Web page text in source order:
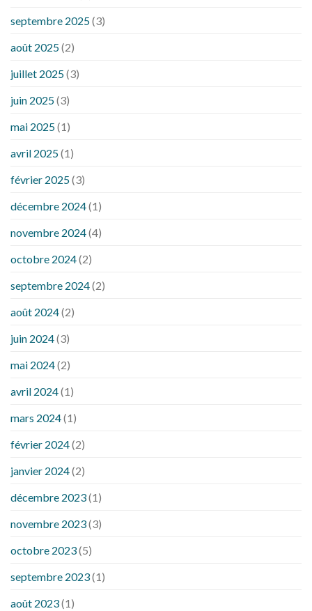
septembre 2025(3)
août 2025(2)
juillet 2025(3)
juin 2025(3)
mai 2025(1)
avril 2025(1)
février 2025(3)
décembre 2024(1)
novembre 2024(4)
octobre 2024(2)
septembre 2024(2)
août 2024(2)
juin 2024(3)
mai 2024(2)
avril 2024(1)
mars 2024(1)
février 2024(2)
janvier 2024(2)
décembre 2023(1)
novembre 2023(3)
octobre 2023(5)
septembre 2023(1)
août 2023(1)